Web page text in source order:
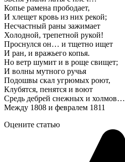
Копье рамена прободает,
И хлещет кровь из них рекой;
Несчастный раны зажимает
Холодной, трепетной рукой!
Проснулся он… и тщетно ищет
И ран, и вражьего копья.
Но ветр шумит и в роще свищет;
И волны мутного ручья
Подошвы скал угрюмых роют,
Клубятся, пенятся и воют
Средь дебрей снежных и холмов…
Между 1808 и февралем 1811
Оцените статью